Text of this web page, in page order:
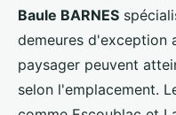
Baule BARNES
demeures d'exception
paysager peuvent
selon l'emplacement.